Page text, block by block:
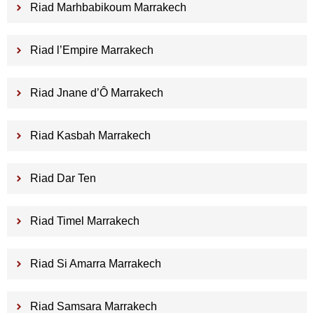
Riad Marhbabikoum Marrakech
Riad l’Empire Marrakech
Riad Jnane d’Ô Marrakech
Riad Kasbah Marrakech
Riad Dar Ten
Riad Timel Marrakech
Riad Si Amarra Marrakech
Riad Samsara Marrakech